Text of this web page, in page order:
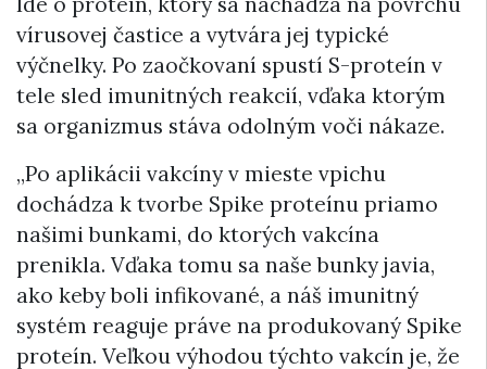
vírusovej častice a vytvára jej typické
výčnelky. Po zaočkovaní spustí S-proteín v
tele sled imunitných reakcií, vďaka ktorým
sa organizmus stáva odolným voči nákaze.
„Po aplikácii vakcíny v mieste vpichu
dochádza k tvorbe Spike proteínu priamo
našimi bunkami, do ktorých vakcína
prenikla. Vďaka tomu sa naše bunky javia,
ako keby boli infikované, a náš imunitný
systém reaguje práve na produkovaný Spike
proteín. Veľkou výhodou týchto vakcín je, že